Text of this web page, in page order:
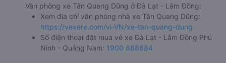
Văn phòng xe Tân Quang Dũng ở Đà Lạt - Lâm Đồng:
Xem địa chỉ văn phòng nhà xe Tân Quang Dũng:
https://vexere.com/vi-VN/xe-tan-quang-dung
Số điện thoại đặt mua vé xe Đà Lạt - Lâm Đồng Phú
Ninh - Quảng Nam: 1900 888684